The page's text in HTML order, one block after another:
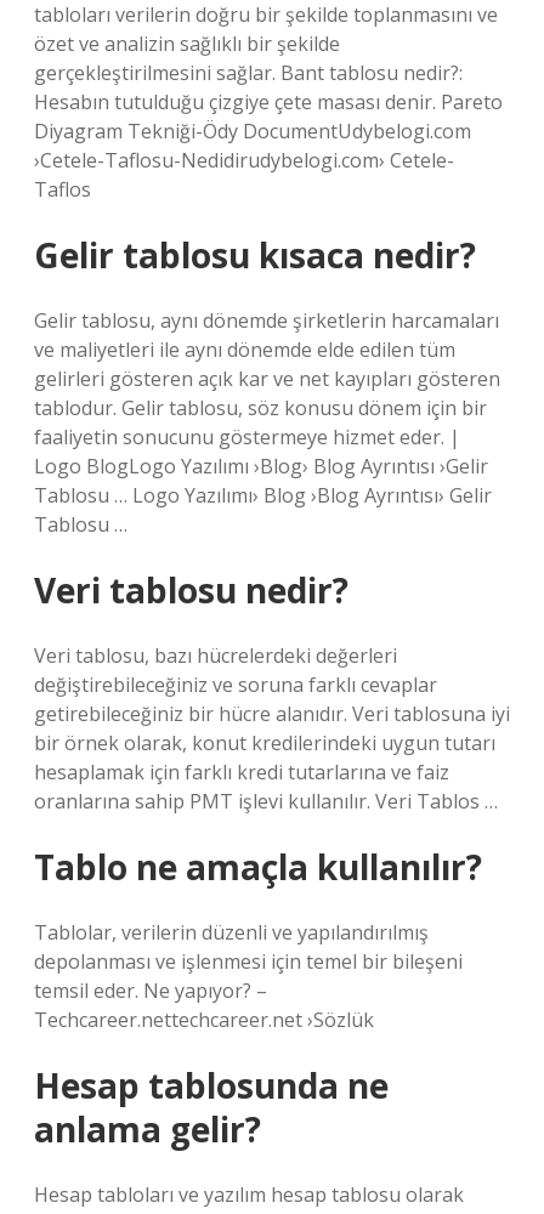
tabloları verilerin doğru bir şekilde toplanmasını ve
özet ve analizin sağlıklı bir şekilde
gerçekleştirilmesini sağlar. Bant tablosu nedir?:
Hesabın tutulduğu çizgiye çete masası denir. Pareto
Diyagram Tekniği-Ödy DocumentUdybelogi.com
›Cetele-Taflosu-Nedidirudybelogi.com› Cetele-
Taflos
Gelir tablosu kısaca nedir?
Gelir tablosu, aynı dönemde şirketlerin harcamaları
ve maliyetleri ile aynı dönemde elde edilen tüm
gelirleri gösteren açık kar ve net kayıpları gösteren
tablodur. Gelir tablosu, söz konusu dönem için bir
faaliyetin sonucunu göstermeye hizmet eder. |
Logo BlogLogo Yazılımı ›Blog› Blog Ayrıntısı ›Gelir
Tablosu … Logo Yazılımı› Blog ›Blog Ayrıntısı› Gelir
Tablosu …
Veri tablosu nedir?
Veri tablosu, bazı hücrelerdeki değerleri
değiştirebileceğiniz ve soruna farklı cevaplar
getirebileceğiniz bir hücre alanıdır. Veri tablosuna iyi
bir örnek olarak, konut kredilerindeki uygun tutarı
hesaplamak için farklı kredi tutarlarına ve faiz
oranlarına sahip PMT işlevi kullanılır. Veri Tablos …
Tablo ne amaçla kullanılır?
Tablolar, verilerin düzenli ve yapılandırılmış
depolanması ve işlenmesi için temel bir bileşeni
temsil eder. Ne yapıyor? –
Techcareer.nettechcareer.net ›Sözlük
Hesap tablosunda ne
anlama gelir?
Hesap tabloları ve yazılım hesap tablosu olarak